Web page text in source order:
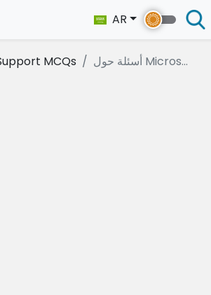
AR
MCQs أسئلة حول Micros...